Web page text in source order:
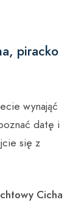
piracko
wynająć
datę i
się z
Cicha